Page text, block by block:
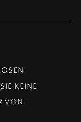
KEINE
VON